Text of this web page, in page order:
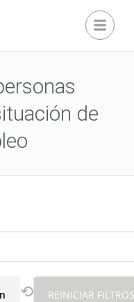
de
⟲ REINICIAR FILTROS